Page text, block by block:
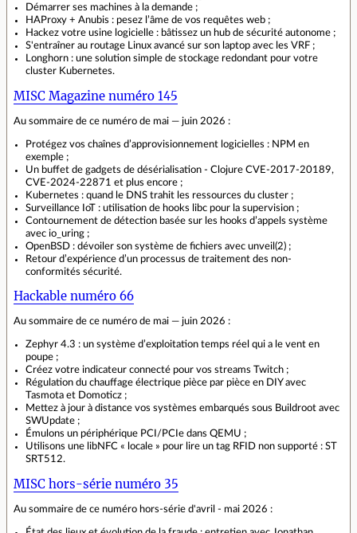
Démarrer ses machines à la demande ;
HAProxy + Anubis : pesez l’âme de vos requêtes web ;
Hackez votre usine logicielle : bâtissez un hub de sécurité autonome ;
S'entraîner au routage Linux avancé sur son laptop avec les VRF ;
Longhorn : une solution simple de stockage redondant pour votre
cluster Kubernetes.
MISC Magazine numéro 145
Au sommaire de ce numéro de mai — juin 2026 :
Protégez vos chaînes d’approvisionnement logicielles : NPM en
exemple ;
Un buffet de gadgets de désérialisation - Clojure CVE-2017-20189,
CVE-2024-22871 et plus encore ;
Kubernetes : quand le DNS trahit les ressources du cluster ;
Surveillance IoT : utilisation de hooks libc pour la supervision ;
Contournement de détection basée sur les hooks d’appels système
avec io_uring ;
OpenBSD : dévoiler son système de fichiers avec unveil(2) ;
Retour d’expérience d’un processus de traitement des non-
conformités sécurité.
Hackable numéro 66
Au sommaire de ce numéro de mai — juin 2026 :
Zephyr 4.3 : un système d’exploitation temps réel qui a le vent en
poupe ;
Créez votre indicateur connecté pour vos streams Twitch ;
Régulation du chauffage électrique pièce par pièce en DIY avec
Tasmota et Domoticz ;
Mettez à jour à distance vos systèmes embarqués sous Buildroot avec
SWUpdate ;
Émulons un périphérique PCI/PCIe dans QEMU ;
Utilisons une libNFC « locale » pour lire un tag RFID non supporté : ST
SRT512.
MISC hors‑série numéro 35
Au sommaire de ce numéro hors-série d'avril - mai 2026 :